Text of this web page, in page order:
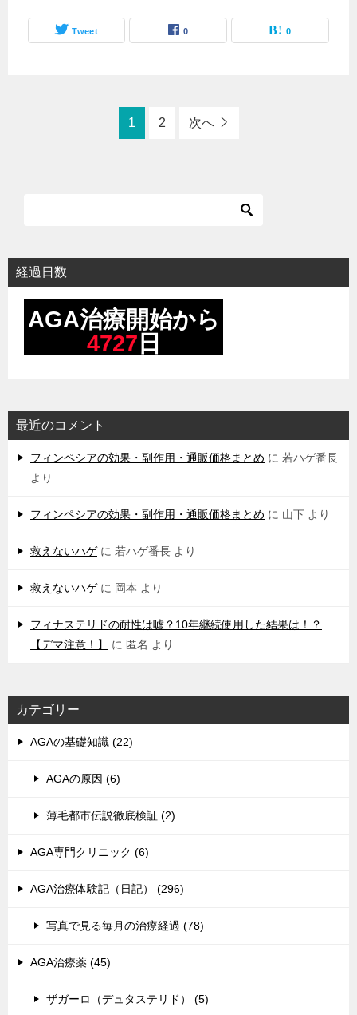
Tweet 0 0
1 2 次へ
経過日数
最近のコメント
フィンペシアの効果・副作用・通販価格まとめ に 若ハゲ番長
より
フィンペシアの効果・副作用・通販価格まとめ に 山下 より
救えないハゲに 若ハゲ番長 より
救えないハゲに 岡本 より
フィナステリドの耐性は嘘？10年継続使用した結果は！？
【デマ注意！】
に 匿名 より
カテゴリー
AGAの基礎知識 (22)
AGAの原因 (6)
薄毛都市伝説徹底検証 (2)
AGA専門クリニック (6)
AGA治療体験記（日記） (296)
写真で見る毎月の治療経過 (78)
AGA治療薬 (45)
ザガーロ（デュタステリド） (5)